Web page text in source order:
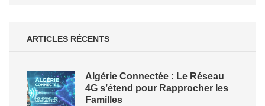
ARTICLES RÉCENTS
Algérie Connectée : Le Réseau
4G s’étend pour Rapprocher les
Familles